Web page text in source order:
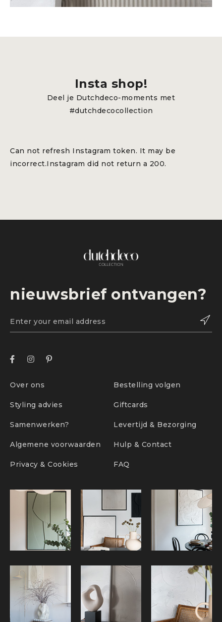
Insta shop!
Deel je Dutchdeco-moments met
#dutchdecocollection
Can not refresh Instagram token. It may be
incorrect.Instagram did not return a 200.
nieuwsbrief ontvangen?
Over ons
Styling advies
Samenwerken?
Algemene voorwaarden
Privacy & Cookies
Bestelling volgen
Giftcards
Levertijd & Bezorging
Hulp & Contact
FAQ